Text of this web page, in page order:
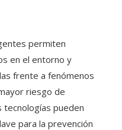
permiten
en el entorno y
frente a fenómenos
riesgo de
tecnologías pueden
para la prevención